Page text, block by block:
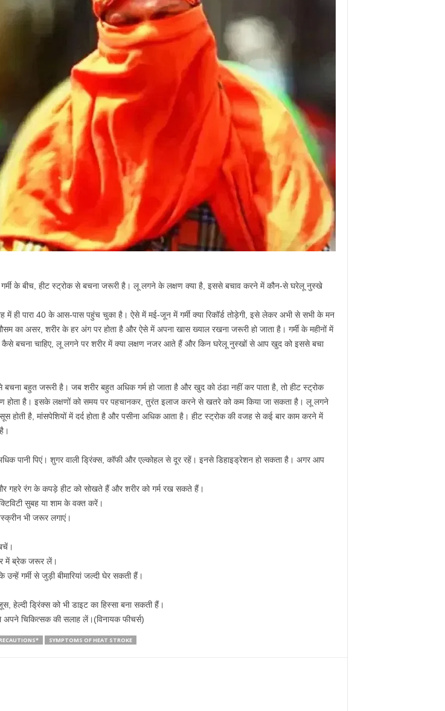
के बीच, हीट स्ट्रोक से बचना जरूरी है। लू लगने के लक्षण क्या है, इससे बचाव करने में कौन-से घरेलू नुस्खे
में ही पारा 40 के आस-पास पहुंच चुका है। ऐसे में मई-जून में गर्मी क्या रिकॉर्ड तोड़ेगी, इसे लेकर अभी से सभी के मन
का असर, शरीर के हर अंग पर होता है और ऐसे में अपना खास ख्याल रखना जरूरी हो जाता है। गर्मी के महीनों में
कैसे बचना चाहिए, लू लगने पर शरीर में क्या लक्षण नजर आते हैं और किन घरेलू नुस्खों से आप खुद को इससे बचा
बहुत जरूरी है। जब शरीर बहुत अधिक गर्म हो जाता है और खुद को ठंडा नहीं कर पाता है, तो हीट स्ट्रोक
होता है। इसके लक्षणों को समय पर पहचानकर, तुरंत इलाज करने से खतरे को कम किया जा सकता है। लू लगने
होती है, मांसपेशियों में दर्द होता है और पसीना अधिक आता है। हीट स्ट्रोक की वजह से कई बार काम करने में
पानी पिएं। शुगर वाली ड्रिंक्स, कॉफी और एल्कोहल से दूर रहें। इनसे डिहाइड्रेशन हो सकता है। अगर आप
गहरे रंग के कपड़े हीट को सोखते हैं और शरीर को गर्म रख सकते हैं।
सुबह या शाम के वक्त करें।
भी जरूर लगाएं।
में ब्रेक जरूर लें।
गर्मी से जुड़ी बीमारियां जल्दी घेर सकती हैं।
हेल्दी ड्रिंक्स को भी डाइट का हिस्सा बना सकती हैं।
चिकित्सक की सलाह लें।(विनायक फीचर्स)
SYMPTOMS OF HEAT STROKE